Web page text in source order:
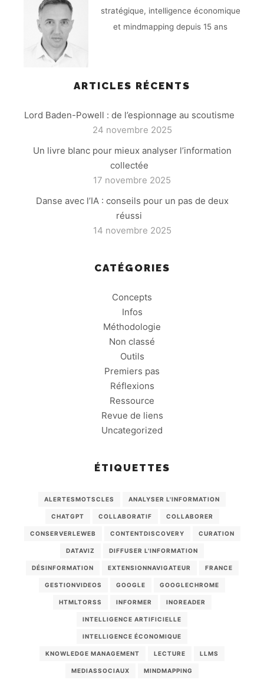
stratégique, intelligence économique
et mindmapping depuis 15 ans
ARTICLES RÉCENTS
Lord Baden-Powell : de l’espionnage au scoutisme
24 novembre 2025
Un livre blanc pour mieux analyser l’information
collectée
17 novembre 2025
Danse avec l’IA : conseils pour un pas de deux
réussi
14 novembre 2025
CATÉGORIES
Concepts
Infos
Méthodologie
Non classé
Outils
Premiers pas
Réflexions
Ressource
Revue de liens
Uncategorized
ÉTIQUETTES
ALERTESMOTSCLES ANALYSER L'INFORMATION
CHATGPT COLLABORATIF COLLABORER
CONSERVERLEWEB CONTENTDISCOVERY CURATION
DATAVIZ DIFFUSER L'INFORMATION
DÉSINFORMATION EXTENSIONNAVIGATEUR FRANCE
GESTIONVIDEOS GOOGLE GOOGLECHROME
HTMLTORSS INFORMER INOREADER
INTELLIGENCE ARTIFICIELLE
INTELLIGENCE ÉCONOMIQUE
KNOWLEDGE MANAGEMENT LECTURE LLMS
MEDIASSOCIAUX MINDMAPPING